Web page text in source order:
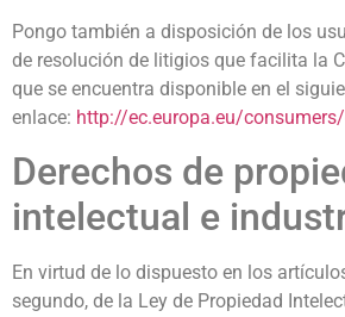
Pongo también a disposición de los
de resolución de litigios que facilita la
que se encuentra disponible en el
enlace: http://ec.europa.eu/
Derechos de
intelectual e
En virtud de lo dispuesto en los
segundo, de la Ley de Propiedad